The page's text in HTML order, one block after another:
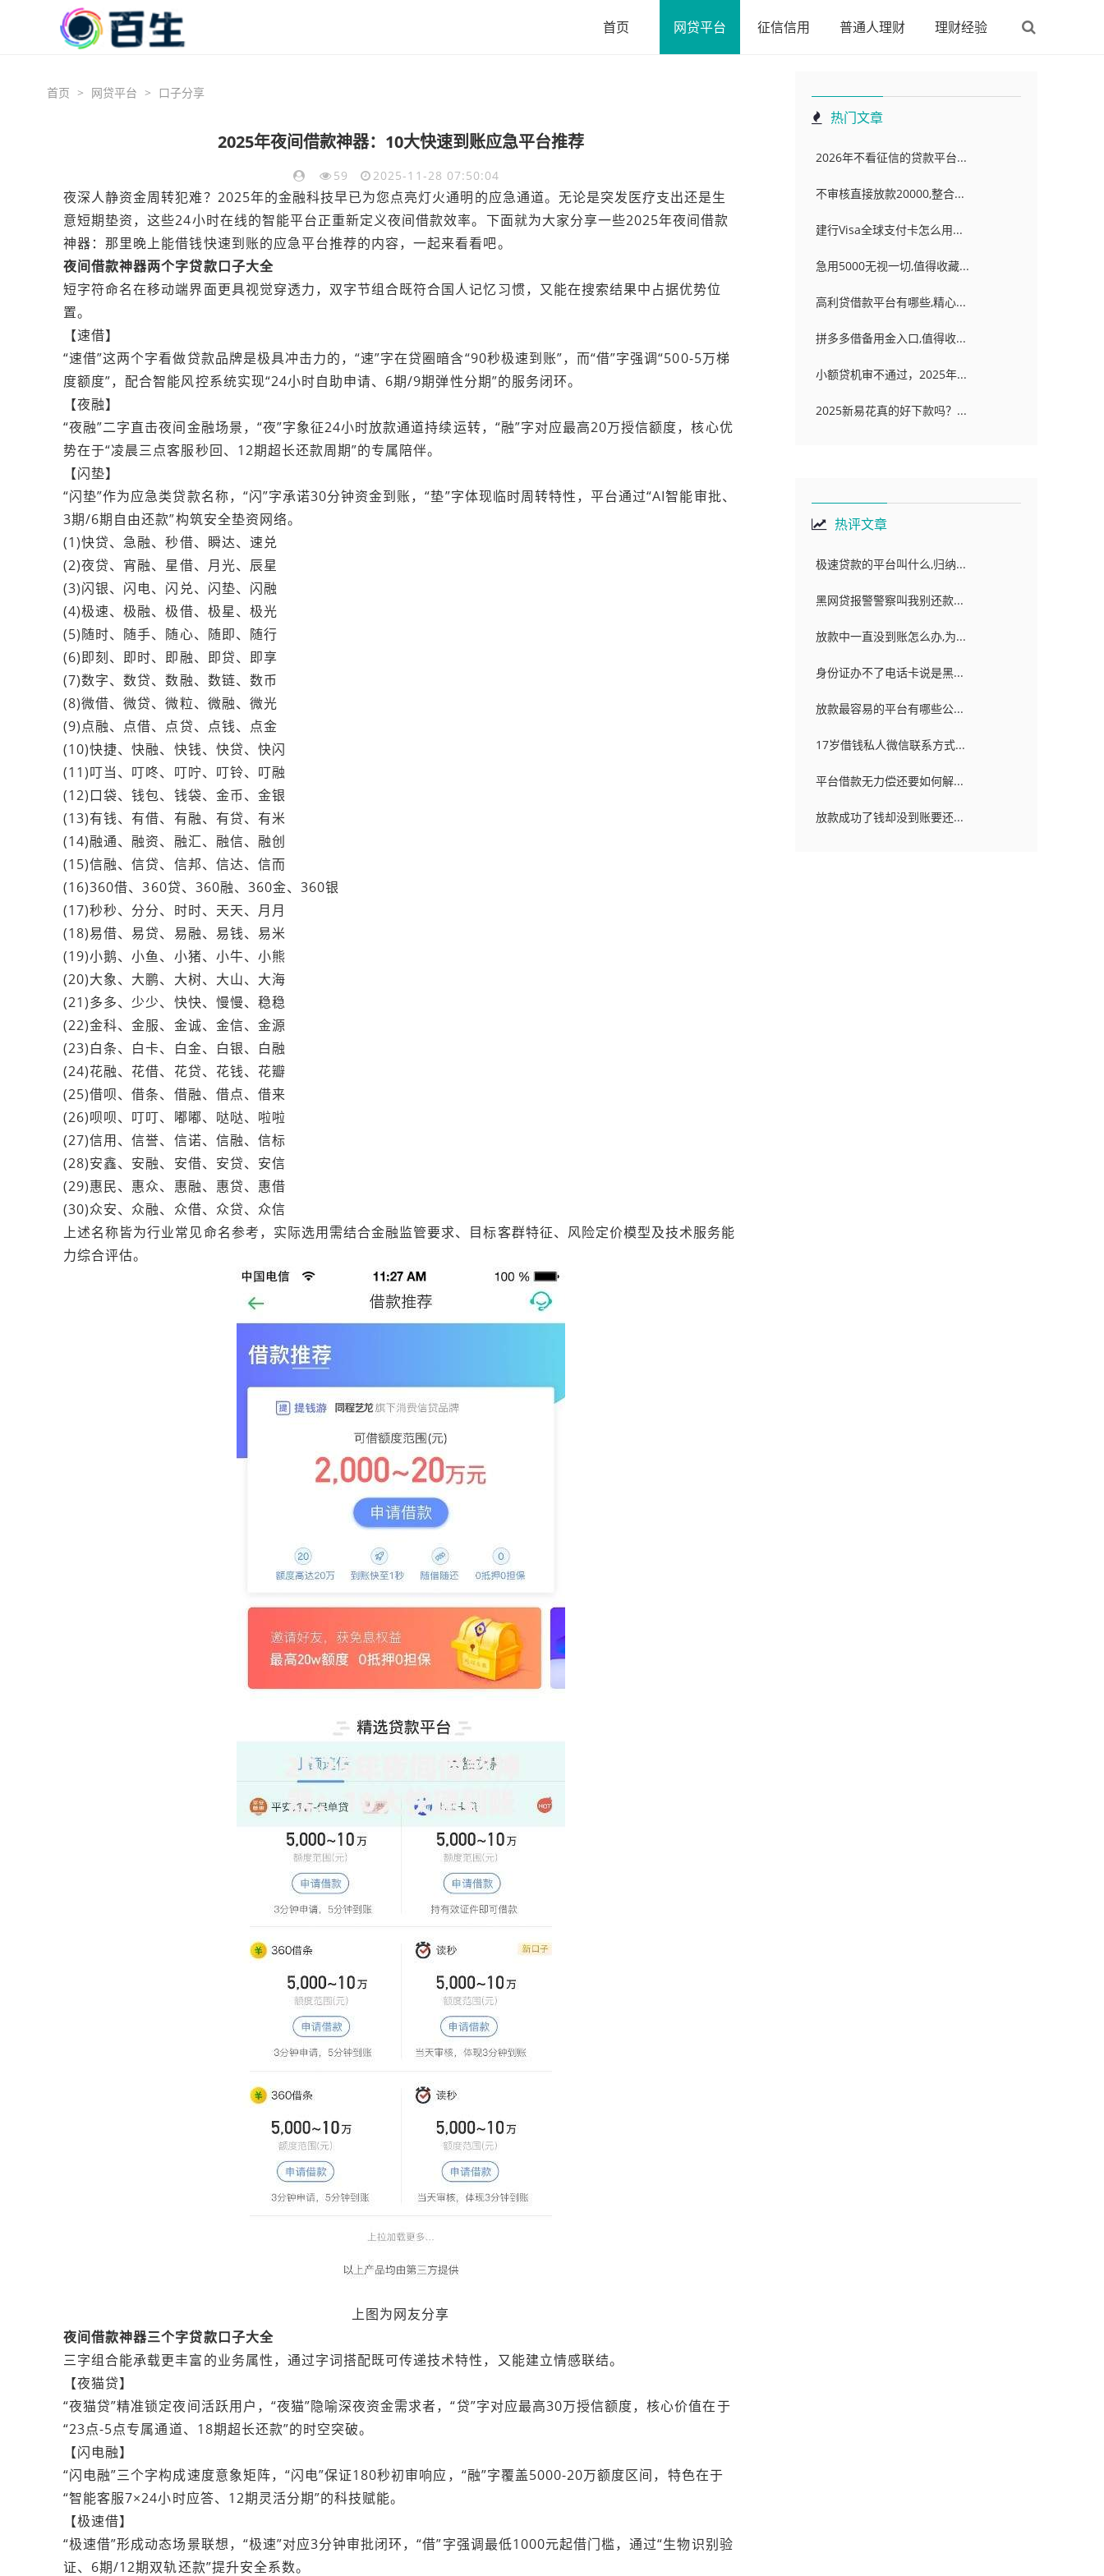
首页 网贷平台 征信信用 普通人理财 理财经验
首页 > 网贷平台 > 口子分享
2025年夜间借款神器：10大快速到账应急平台推荐
59 2025-11-28 07:50:04
夜深人静资金周转犯难？2025年的金融科技早已为您点亮灯火通明的应急通道。无论是突发医疗支出还是生
意短期垫资，这些24小时在线的智能平台正重新定义夜间借款效率。下面就为大家分享一些2025年夜间借款
神器：那里晚上能借钱快速到账的应急平台推荐的内容，一起来看看吧。
夜间借款神器两个字贷款口子大全
短字符命名在移动端界面更具视觉穿透力，双字节组合既符合国人记忆习惯，又能在搜索结果中占据优势位
置。
【速借】
“速借”这两个字看做贷款品牌是极具冲击力的，“速”字在贷圈暗含“90秒极速到账”，而“借”字强调“500-5万梯
度额度”，配合智能风控系统实现“24小时自助申请、6期/9期弹性分期”的服务闭环。
【夜融】
“夜融”二字直击夜间金融场景，“夜”字象征24小时放款通道持续运转，“融”字对应最高20万授信额度，核心优
势在于“凌晨三点客服秒回、12期超长还款周期”的专属陪伴。
【闪垫】
“闪垫”作为应急类贷款名称，“闪”字承诺30分钟资金到账，“垫”字体现临时周转特性，平台通过“AI智能审批、
3期/6期自由还款”构筑安全垫资网络。
(1)快贷、急融、秒借、瞬达、速兑
(2)夜贷、宵融、星借、月光、辰星
(3)闪银、闪电、闪兑、闪垫、闪融
(4)极速、极融、极借、极星、极光
(5)随时、随手、随心、随即、随行
(6)即刻、即时、即融、即贷、即享
(7)数字、数贷、数融、数链、数币
(8)微借、微贷、微粒、微融、微光
(9)点融、点借、点贷、点钱、点金
(10)快捷、快融、快钱、快贷、快闪
(11)叮当、叮咚、叮咛、叮铃、叮融
(12)口袋、钱包、钱袋、金币、金银
(13)有钱、有借、有融、有贷、有米
(14)融通、融资、融汇、融信、融创
(15)信融、信贷、信邦、信达、信而
(16)360借、360贷、360融、360金、360银
(17)秒秒、分分、时时、天天、月月
(18)易借、易贷、易融、易钱、易米
(19)小鹅、小鱼、小猪、小牛、小熊
(20)大象、大鹏、大树、大山、大海
(21)多多、少少、快快、慢慢、稳稳
(22)金科、金服、金诚、金信、金源
(23)白条、白卡、白金、白银、白融
(24)花融、花借、花贷、花钱、花瓣
(25)借呗、借条、借融、借点、借来
(26)呗呗、叮叮、嘟嘟、哒哒、啦啦
(27)信用、信誉、信诺、信融、信标
(28)安鑫、安融、安借、安贷、安信
(29)惠民、惠众、惠融、惠贷、惠借
(30)众安、众融、众借、众贷、众信
上述名称皆为行业常见命名参考，实际选用需结合金融监管要求、目标客群特征、风险定价模型及技术服务能
力综合评估。
上图为网友分享
夜间借款神器三个字贷款口子大全
三字组合能承载更丰富的业务属性，通过字词搭配既可传递技术特性，又能建立情感联结。
【夜猫贷】
“夜猫贷”精准锁定夜间活跃用户，“夜猫”隐喻深夜资金需求者，“贷”字对应最高30万授信额度，核心价值在于
“23点-5点专属通道、18期超长还款”的时空突破。
【闪电融】
“闪电融”三个字构成速度意象矩阵，“闪电”保证180秒初审响应，“融”字覆盖5000-20万额度区间，特色在于
“智能客服7×24小时应答、12期灵活分期”的科技赋能。
【极速借】
“极速借”形成动态场景联想，“极速”对应3分钟审批闭环，“借”字强调最低1000元起借门槛，通过“生物识别验
证、6期/12期双轨还款”提升安全系数。
热门文章
2026年不看征信的贷款平台...
不审核直接放款20000,整合...
建行Visa全球支付卡怎么用...
急用5000无视一切,值得收藏...
高利贷借款平台有哪些,精心...
拼多多借备用金入口,值得收...
小额贷机审不通过，2025年...
2025新易花真的好下款吗？...
热评文章
极速贷款的平台叫什么,归纳...
黑网贷报警警察叫我别还款...
放款中一直没到账怎么办,为...
身份证办不了电话卡说是黑...
放款最容易的平台有哪些公...
17岁借钱私人微信联系方式...
平台借款无力偿还要如何解...
放款成功了钱却没到账要还...